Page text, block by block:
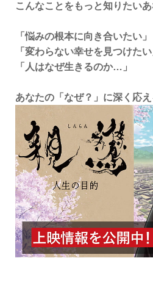
こんなことをもっと知りたい
「悩みの根本に向き合いたい」
「変わらない幸せを見つけたい
「人はなぜ生きるのか…」
あなたの「なぜ？」に深く応え